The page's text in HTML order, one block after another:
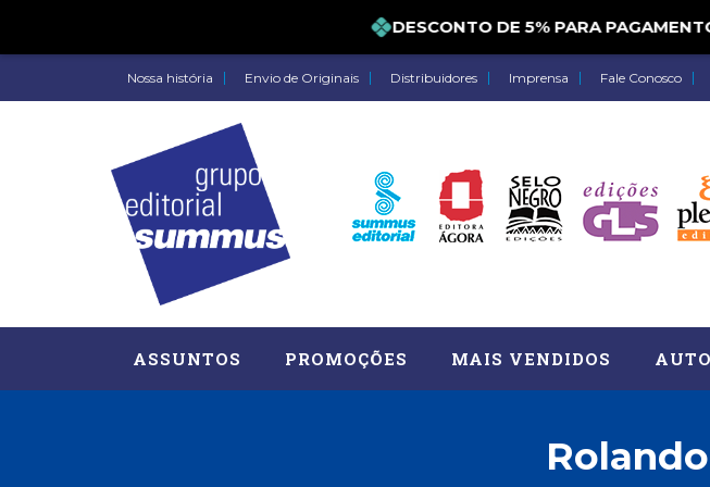
DESCONTO DE 5% PARA PAGAMENTOS
Nossa história Envio de Originais Distribuidores Imprensa Fale Conosco
ASSUNTOS PROMOÇÕES MAIS VENDIDOS